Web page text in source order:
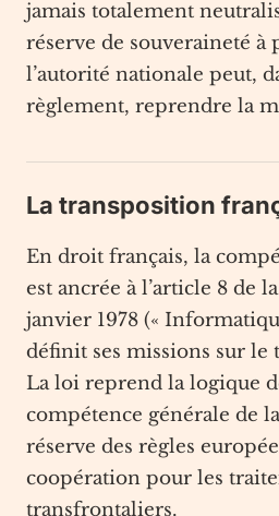
jamais totalement
réserve de souveraineté à
l’autorité nationale peut,
règlement, reprendre la
La transposition
En droit français, la
est ancrée à l’article 8 de
janvier 1978 («
définit ses missions sur
La loi reprend la logique
compétence générale de
réserve des règles
coopération pour les
transfrontaliers.